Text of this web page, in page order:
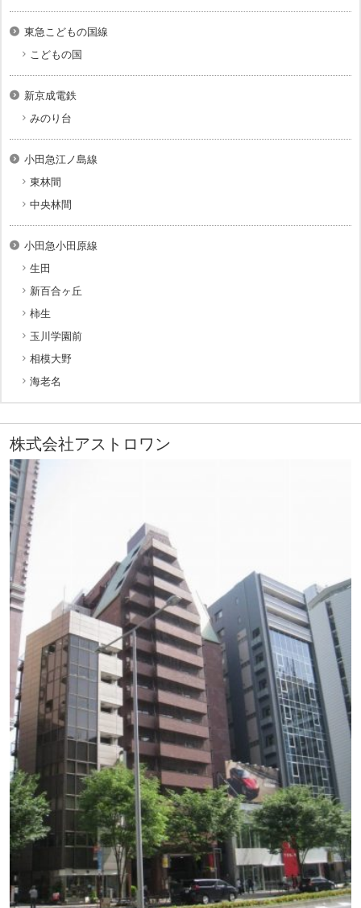
東急こどもの国線
こどもの国
新京成電鉄
みのり台
小田急江ノ島線
東林間
中央林間
小田急小田原線
生田
新百合ヶ丘
柿生
玉川学園前
相模大野
海老名
株式会社アストロワン